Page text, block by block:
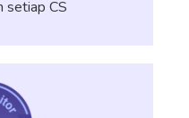
setiap CS